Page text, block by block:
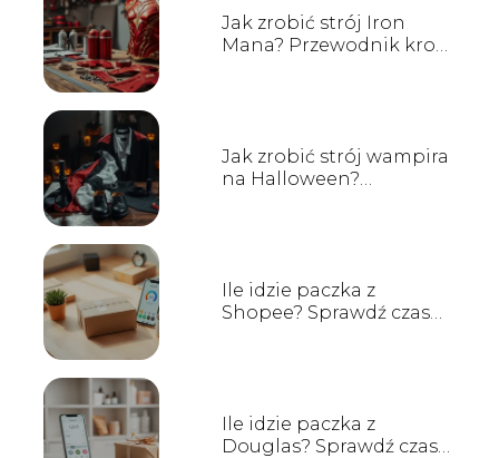
Jak zrobić strój Iron
Mana? Przewodnik krok
Jak zrobić strój wampira
na Halloween?
Ile idzie paczka z
Shopee? Sprawdź czas
Ile idzie paczka z
Douglas? Sprawdź czas